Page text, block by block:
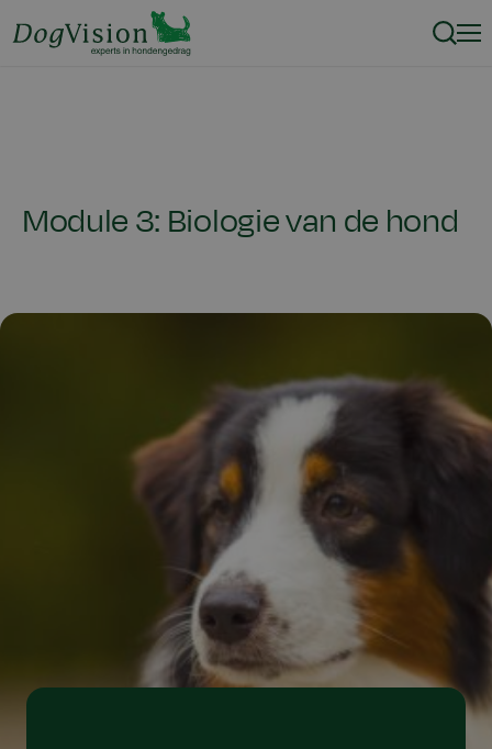
Module 3: Biologie van de hond